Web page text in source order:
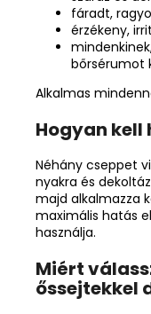
fáradt,
érzékeny,
bőrsérumot
Alkalmas
Hogyan kell
Néhány cseppet
nyakra és
majd alkalmazza
maximális hatás
használja.
Miért
őssejtekkel